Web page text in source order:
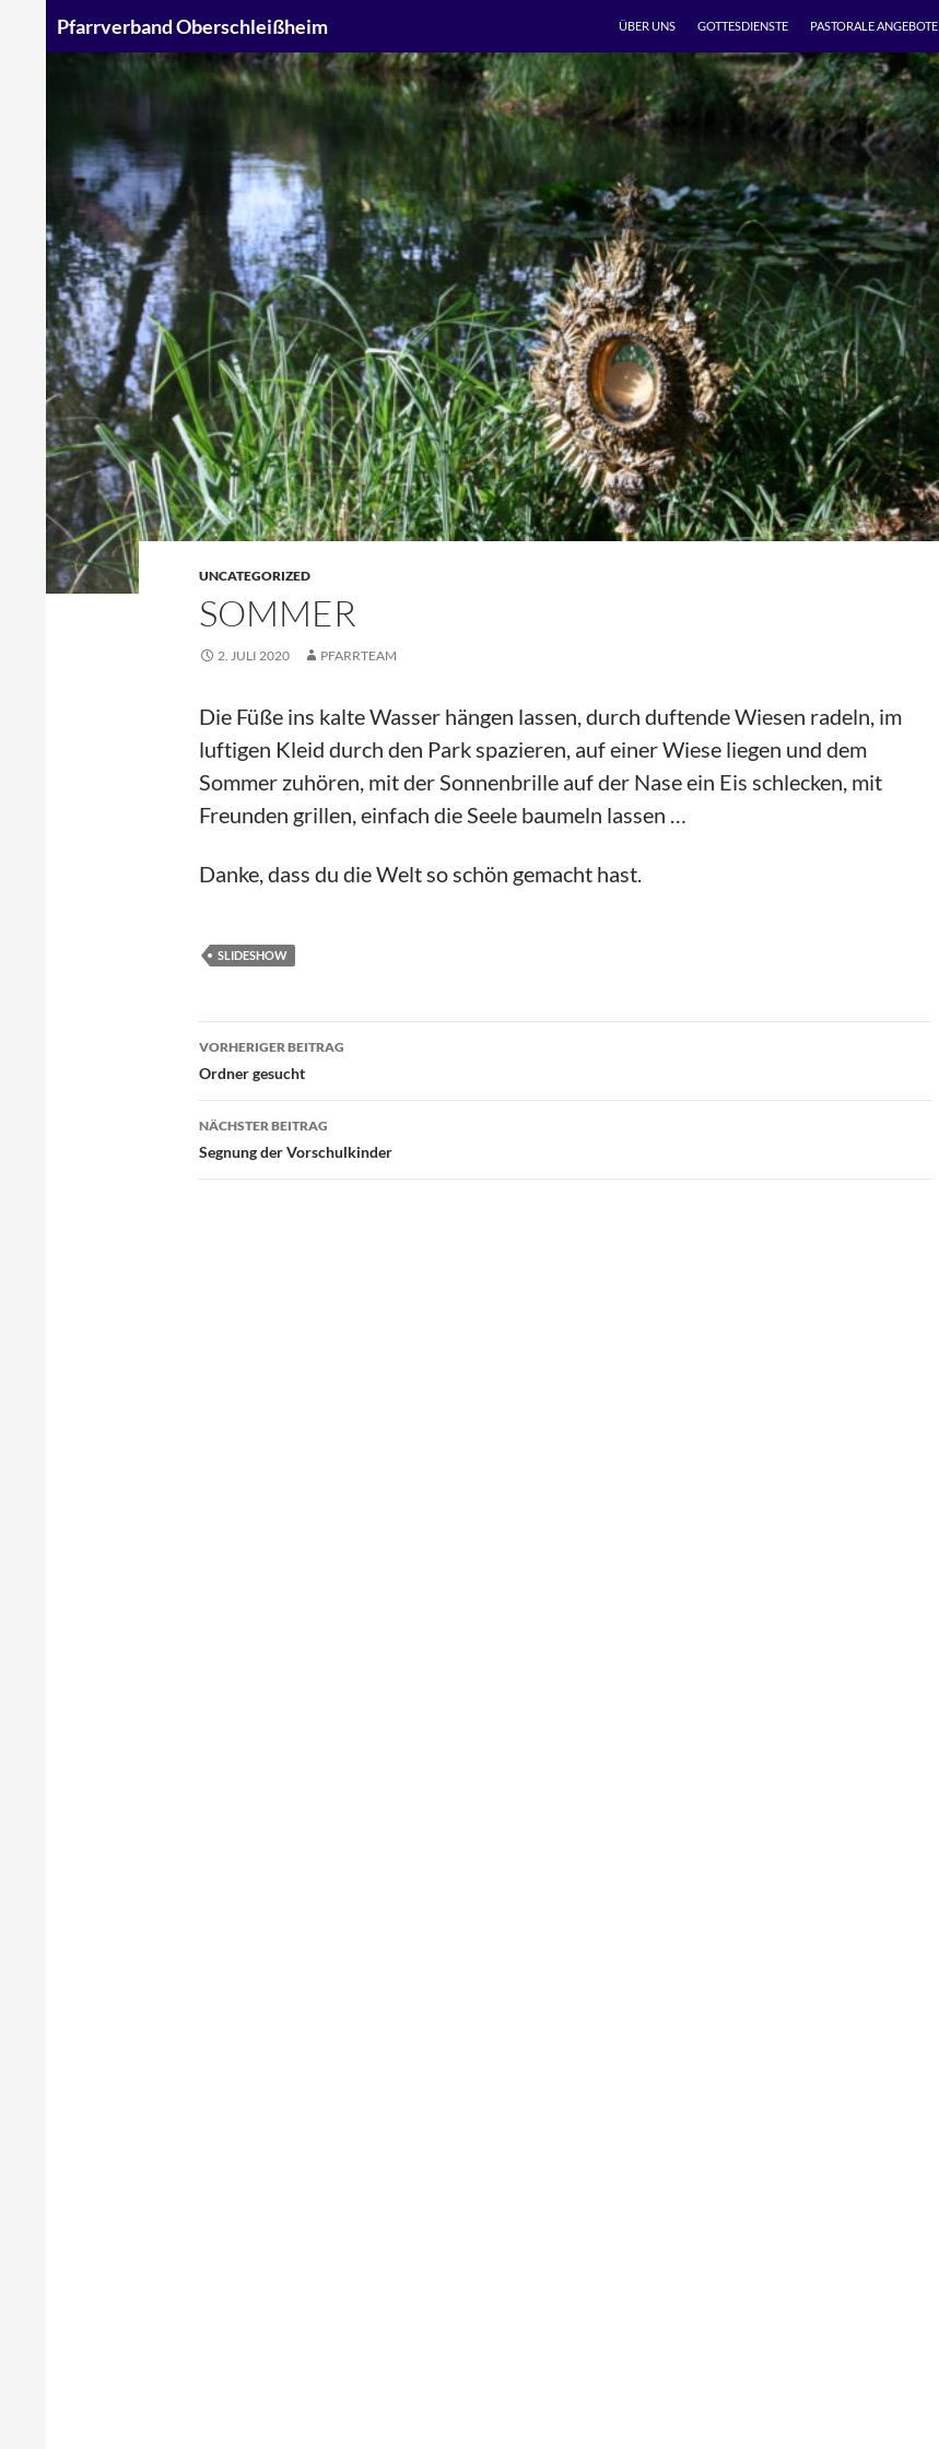
Pfarrverband Oberschleißheim ÜBER UNS GOTTESDIENSTE PASTORALE ANGEBOTE
UNCATEGORIZED
SOMMER
2. JULI 2020 PFARRTEAM
Die Füße ins kalte Wasser hängen lassen, durch duftende Wiesen radeln, im
luftigen Kleid durch den Park spazieren, auf einer Wiese liegen und dem
Sommer zuhören, mit der Sonnenbrille auf der Nase ein Eis schlecken, mit
Freunden grillen, einfach die Seele baumeln lassen …
Danke, dass du die Welt so schön gemacht hast.
SLIDESHOW
Beitragsnavigation
VORHERIGER BEITRAG
Ordner gesucht
NÄCHSTER BEITRAG
Segnung der Vorschulkinder